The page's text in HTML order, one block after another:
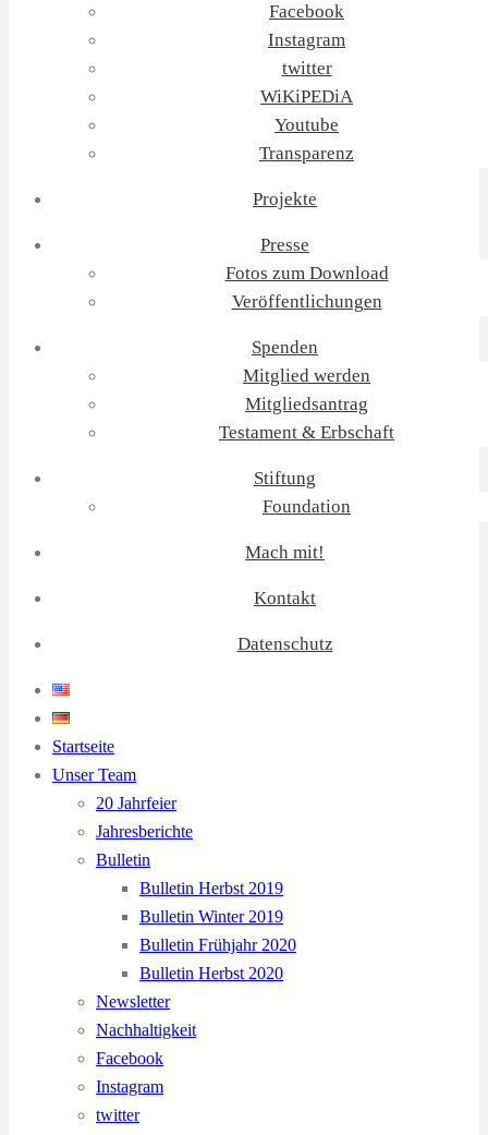
Facebook
Instagram
twitter
WiKiPEDiA
Youtube
Transparenz
Projekte
Presse
Fotos zum Download
Veröffentlichungen
Spenden
Mitglied werden
Mitgliedsantrag
Testament & Erbschaft
Stiftung
Foundation
Mach mit!
Kontakt
Datenschutz
Startseite
Unser Team
20 Jahrfeier
Jahresberichte
Bulletin
Bulletin Herbst 2019
Bulletin Winter 2019
Bulletin Frühjahr 2020
Bulletin Herbst 2020
Newsletter
Nachhaltigkeit
Facebook
Instagram
twitter